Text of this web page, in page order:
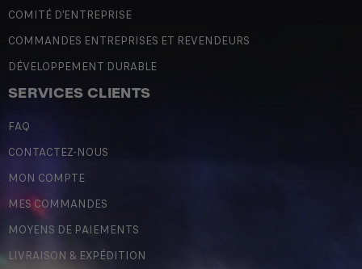
COMITÉ D'ENTREPRISE
COMMANDES ENTREPRISES ET REVENDEURS
DÉVELOPPEMENT DURABLE
SERVICES CLIENTS
FAQ
CONTACTEZ-NOUS
MON COMPTE
MES COMMANDES
MOYENS DE PAIEMENTS
LIVRAISON & EXPÉDITION